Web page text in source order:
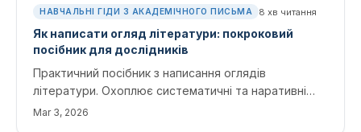
НАВЧАЛЬНІ ГІДИ З АКАДЕМІЧНОГО ПИСЬМА 8 хв читання
Як написати огляд літератури: покроковий
посібник для дослідників
Практичний посібник з написання оглядів
літератури. Охоплює систематичні та наративні
підходи, упорядкування джерел і методи синтезу.
Mar 3, 2026